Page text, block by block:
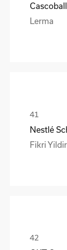
Cascoball
Lerma
Nestlé
Fikri